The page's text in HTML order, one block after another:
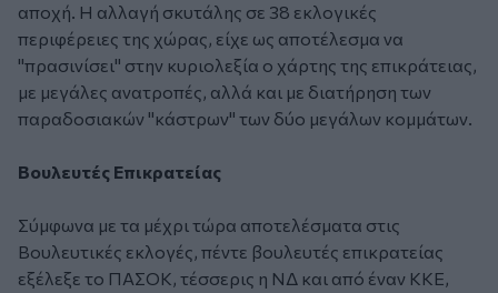
αποχή. Η αλλαγή σκυτάλης σε 38 εκλογικές
περιφέρειες της χώρας, είχε ως αποτέλεσμα να
"πρασινίσει" στην κυριολεξία ο χάρτης της επικράτειας,
με μεγάλες ανατροπές, αλλά και με διατήρηση των
παραδοσιακών "κάστρων" των δύο μεγάλων κομμάτων.
Βουλευτές Επικρατείας
Σύμφωνα με τα μέχρι τώρα αποτελέσματα στις
Βουλευτικές εκλογές, πέντε βουλευτές επικρατείας
εξέλεξε το ΠΑΣΟΚ, τέσσερις η ΝΔ και από έναν ΚΚΕ,